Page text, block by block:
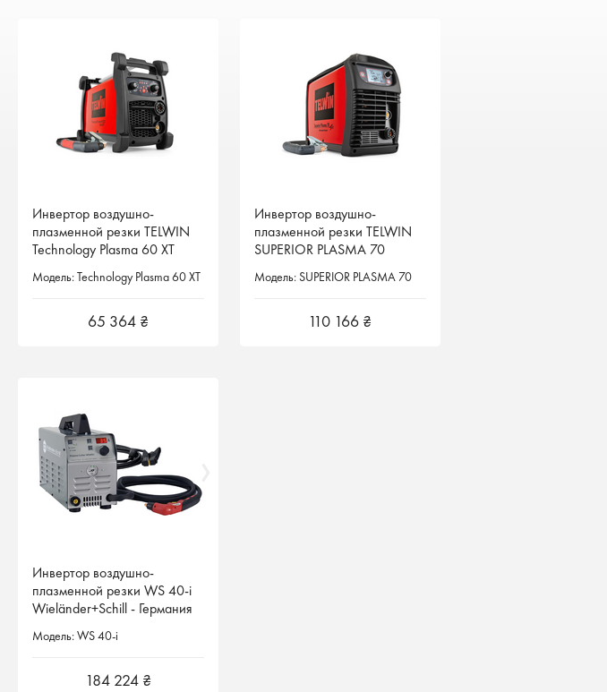
Инвертор воздушно-
плазменной резки TELWIN
Technology Plasma 60 XT
Модель: Technology Plasma 60 XT
65 364 ₴
Инвертор воздушно-
плазменной резки TELWIN
Technology Plasma 60 XT
Модель: Technology Plasma 60 XT
65 364 ₴
Инвертор воздушно-
плазменной резки TELWIN
SUPERIOR PLASMA 70
Модель: SUPERIOR PLASMA 70
110 166 ₴
Инвертор воздушно-
плазменной резки TELWIN
SUPERIOR PLASMA 70
Модель: SUPERIOR PLASMA 70
110 166 ₴
Инвертор воздушно-
плазменной резки WS 40-i
Wieländer+Schill - Германия
Модель: WS 40-i
184 224 ₴
Инвертор воздушно-
плазменной резки WS 40-i
Wieländer+Schill - Германия
Модель: WS 40-i
184 224 ₴